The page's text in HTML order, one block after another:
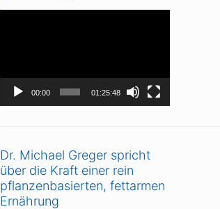
00:00 01:25:48
Dr. Michael Greger spricht
über die Kraft einer rein
pflanzenbasierten, fettarmen
Ernährung